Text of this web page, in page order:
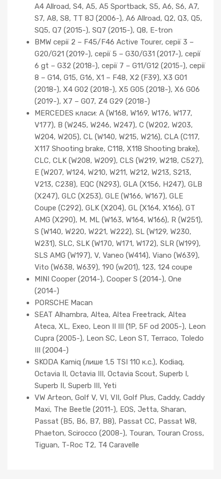
A4 Allroad, S4, A5, A5 Sportback, S5, A6, S6, A7,
S7, A8, S8, TT 8J (2006-), A6 Allroad, Q2, Q3, Q5,
SQ5, Q7 (2015-), SQ7 (2015-), Q8, E-tron
BMW серії 2 – F45/F46 Active Tourer, серії 3 –
G20/G21 (2019-), серії 5 – G30/G31 (2017-), серії
6 gt – G32 (2018-), серії 7 – G11/G12 (2015-), серії
8 – G14, G15, G16, X1 – F48, X2 (F39), X3 G01
(2018-), X4 G02 (2018-), X5 G05 (2018-), X6 G06
(2019-), X7 – G07, Z4 G29 (2018-)
MERCEDES класи: A (W168, W169, W176, W177,
V177), B (W245, W246, W247), C (W202, W203,
W204, W205), CL (W140, W215, W216), CLA (C117,
X117 Shooting brake, C118, X118 Shooting brake),
CLC, CLK (W208, W209), CLS (W219, W218, C527),
E (W207, W124, W210, W211, W212, W213, S213,
V213, C238), EQC (N293), GLA (X156, H247), GLB
(X247), GLC (X253), GLE (W166, W167), GLE
Coupe (C292), GLK (X204), GL (X164, X166), GT
AMG (X290), M, ML (W163, W164, W166), R (W251),
S (W140, W220, W221, W222), SL (W129, W230,
W231), SLC, SLK (W170, W171, W172), SLR (W199),
SLS AMG (W197), V, Vaneo (W414), Viano (W639),
Vito (W638, W639), 190 (w201), 123, 124 coupe
MINI Cooper (2014-), Cooper S (2014-), One
(2014-)
PORSCHE Macan
SEAT Alhambra, Altea, Altea Freetrack, Altea
Ateca, XL, Exeo, Leon II III (1P, 5F od 2005-), Leon
Cupra (2005-), Leon SC, Leon ST, Terraco, Toledo
III (2004-)
SKODA Kamiq (лише 1,5 TSI 110 к.с.), Kodiaq,
Octavia II, Octavia III, Octavia Scout, Superb I,
Superb II, Superb III, Yeti
VW Arteon, Golf V, VI, VII, Golf Plus, Caddy, Caddy
Maxi, The Beetle (2011-), EOS, Jetta, Sharan,
Passat (B5, B6, B7, B8), Passat CC, Passat W8,
Phaeton, Scirocco (2008-), Touran, Touran Cross,
Tiguan, T-Roc T2, T4 Caravelle